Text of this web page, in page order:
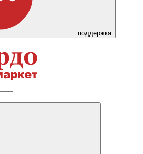
поддержка